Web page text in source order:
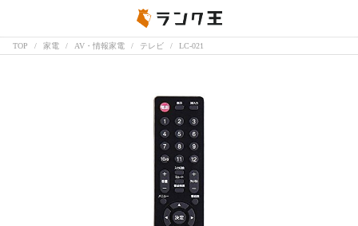
TOP 家電 AV・情報家電 テレビ LC-021